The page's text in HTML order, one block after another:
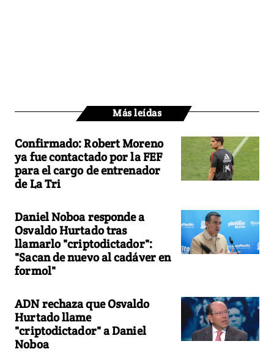
Más leídas
Confirmado: Robert Moreno
ya fue contactado por la FEF
para el cargo de entrenador
de La Tri
Daniel Noboa responde a
Osvaldo Hurtado tras
llamarlo "criptodictador":
"Sacan de nuevo al cadáver en
formol"
ADN rechaza que Osvaldo
Hurtado llame
"criptodictador" a Daniel
Noboa